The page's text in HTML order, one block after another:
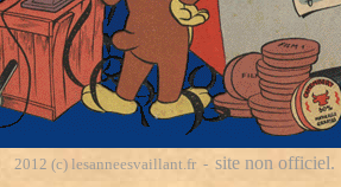
2012 (c) lesanneesvaillant.fr - site non officiel.